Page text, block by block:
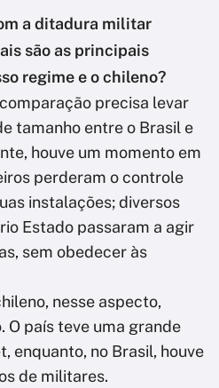
a ditadura militar
são as principais
regime e o chileno?
precisa levar
tamanho entre o Brasil e
houve um momento em
perderam o controle
instalações; diversos
Estado passaram a agir
sem obedecer às
nesse aspecto,
O país teve uma grande
enquanto, no Brasil, houve
de militares.